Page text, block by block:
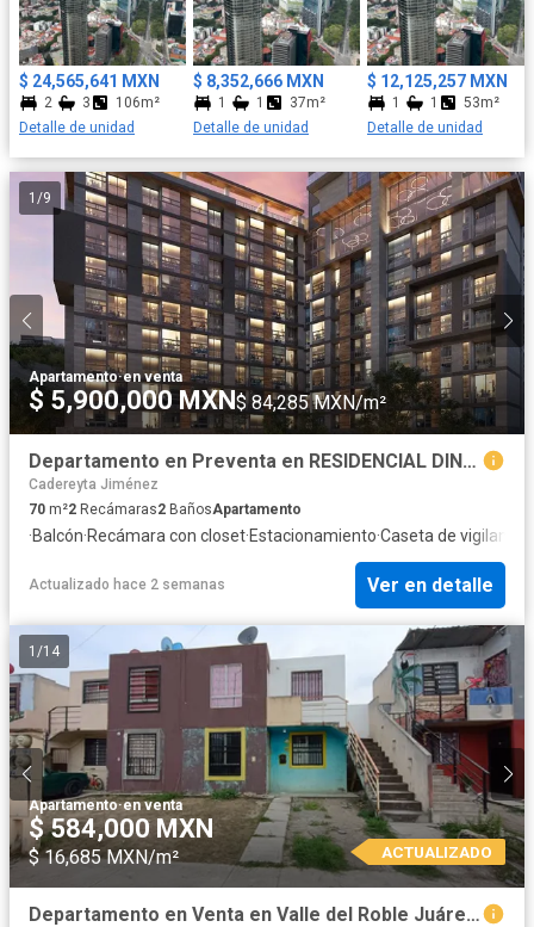
conecta con todo lo que amas, empieza el día sin preocuparte
por el tráfico y disfruta trabajar desde casa; por la tarde- noche,
explora los exclusivos restaurantes, bares, y espacios culturales
de la colina Juárez. University Tower® no es solo un lugar para
vivir, es un estilo de vida único diseñado para quienes buscan lo
redefine los estándares de vida urbana. Entre sus características
destaca una cimentación robusta que cumple con los más altos
estándares de seguridad estructural. ¿Estas listo para ser parte
de esta experiencia? Características del edificio • Jardín Elevado
• Spa • Gimnasio • Alberca • Cafetería • Studio Kitchen • Lounge •
Oficina de rentas • Horno para pizza • Estética Canina
$ 24,565,641 MXN
2 3
106m²
Detalle de unidad
$ 8,352,666 MXN
1 1
37m²
Detalle de unidad
$ 12,125,257 MXN
1 1
53m²
Detalle de unidad
1 /9
Apartamento·en venta
$ 5,900,000 MXN $ 84,285 MXN/m²
Departamento en Preventa en RESIDENCIAL DINASTIA, Monterrey
Cadereyta Jiménez
70 m²2 Recámaras2 BañosApartamento
·Balcón·Recámara con closet·Estacionamiento·Caseta de vigilancia
Actualizado hace 2 semanas Ver en detalle
1 /14
Apartamento·en venta
$ 584,000 MXN
$ 16,685 MXN/m² ACTUALIZADO
Departamento en Venta en Valle del Roble Juárez Nuevo León